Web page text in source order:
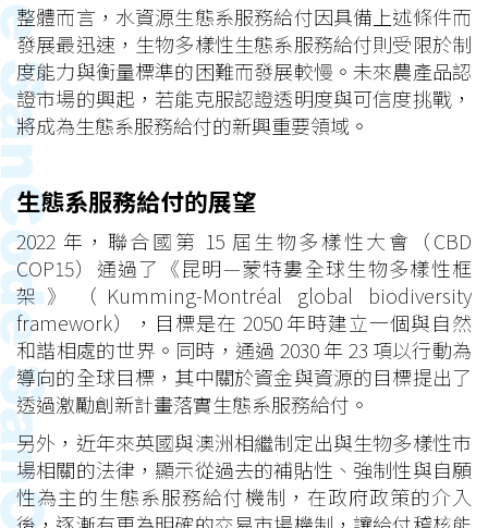
整體而言，水資源生態系服務給付因具備上述條件而
發展最迅速，生物多樣性生態系服務給付則受限於制
度能力與衡量標準的困難而發展較慢。未來農產品認
證市場的興起，若能克服認證透明度與可信度挑戰，
將成為生態系服務給付的新興重要領域。
生態系服務給付的展望
2022 年，聯合國第 15 屆生物多樣性大會（CBD
COP15）通過了《昆明—蒙特婁全球生物多樣性框
架》（Kumming-Montréal global biodiversity
framework），目標是在 2050 年時建立一個與自然
和諧相處的世界。同時，通過 2030 年 23 項以行動為
導向的全球目標，其中關於資金與資源的目標提出了
透過激勵創新計畫落實生態系服務給付。
另外，近年來英國與澳洲相繼制定出與生物多樣性市
場相關的法律，顯示從過去的補貼性、強制性與自願
性為主的生態系服務給付機制，在政府政策的介入